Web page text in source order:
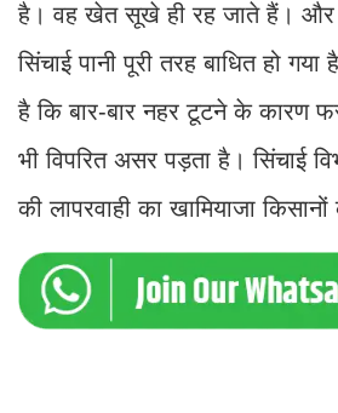
है। वह खेत सूखे ही रह जाते हैं। और
सिंचाई पानी पूरी तरह बाधित हो
है कि बार-बार नहर टूटने के कारण
भी विपरित असर पड़ता है। सिंचाई
की लापरवाही का खामियाजा